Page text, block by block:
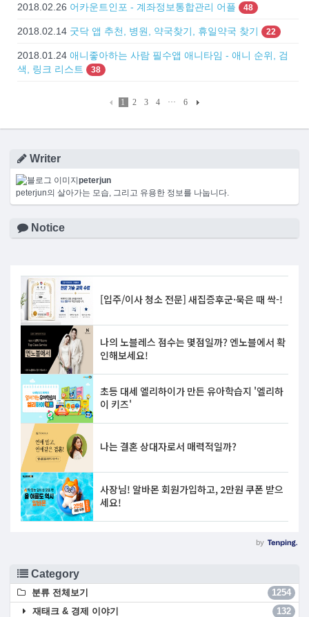
2018.02.26 어카운트인포 - 계좌정보통합관리 어플 48
2018.02.14 굿닥 앱 추천, 병원, 약국찾기, 휴일약국 찾기 22
2018.01.24 애니좋아하는 사람 필수앱 애니타임 - 애니 순위, 검
색, 링크 리스트
38
1 2 3 4 ··· 6
Writer
peterjun
peterjun의 살아가는 모습, 그리고 유용한 정보를 나눕니다.
Notice
Category
분류 전체보기
1254
재태크 & 경제 이야기
132